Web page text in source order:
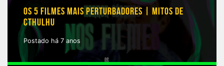
OS 5 FILMES MAIS PERTURBADORES | MITOS DE
CTHULHU
Postado há 7 anos